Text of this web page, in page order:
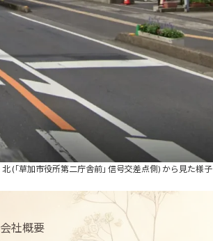
北 (｢草加市役所第二庁舎前｣ 信号交差点側) から見た様子
会社概要